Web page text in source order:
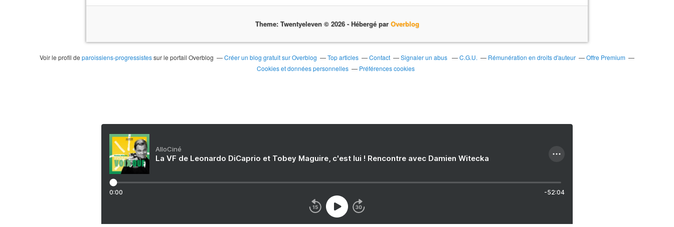
Theme: Twentyeleven © 2026 - Hébergé par Overblog
Voir le profil de paroissiens-progressistessur le portail Overblog Créer un blog gratuit sur Overblog Top articles Contact Signaler un abus C.G.U. Rémunération en droits d'auteur
Offre Premium
Cookies et données personnelles
Préférences cookies
AlloCiné
La VF de Leonardo DiCaprio et Tobey Maguire, c'est lui ! Rencontre avec Damien Witecka
0:00 -52:04